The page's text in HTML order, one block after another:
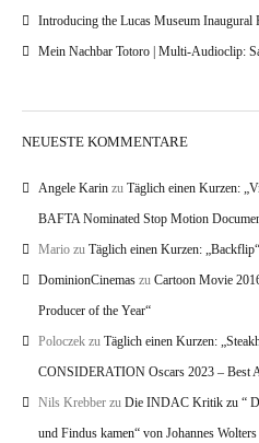
Introducing the Lucas Museum Inaugural
Mein Nachbar Totoro | Multi-Audioclip:
NEUESTE KOMMENTARE
Angele Karin zu Täglich einen Kurzen:
BAFTA Nominated Stop Motion
Mario zu Täglich einen Kurzen:
DominionCinemas zu Cartoon Movie
Producer of the Year“
Poloczek zu Täglich einen Kurzen:
CONSIDERATION Oscars 2023 – Best
Nils Krebber zu Die INDAC Kritik zu “
und Findus kamen“ von Johannes Wolters